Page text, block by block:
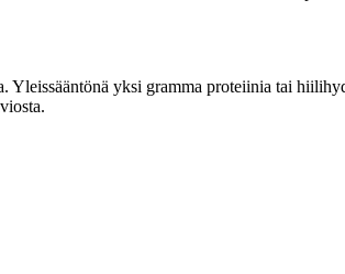
yksi gramma proteiinia tai